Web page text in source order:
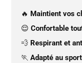
🔥 Maintient vos
😌 Confortable
💨 Respirant et
🏃 Adapté au